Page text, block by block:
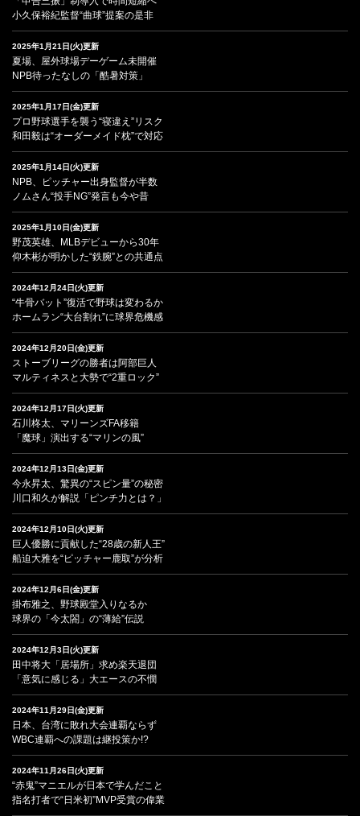
小久保裕紀監督“曲球”提案の是非
2025年1月21日(火)更新
夏場、屋外球場デーゲーム未開催
NPB待ったなしの「酷暑対策」
2025年1月17日(金)更新
プロ野球選手を襲う“寝違え”リスク
和田毅は“オーダーメイド枕”で対応
2025年1月14日(火)更新
NPB、ピッチャー出身監督が半数
ノムさん“投手NG”発言も今や昔
2025年1月10日(金)更新
野茂英雄、MLBデビューから30年
仰木彬が明かした“鉄腕”との共通点
2024年12月24日(火)更新
“牛骨バット”復活で野球は変わるか
ホームラン“大台割れ”に球界危機感
2024年12月20日(金)更新
ストーブリーグの勝者は阿部巨人
マルティネスと大勢で“2重ロック”
2024年12月17日(火)更新
石川柊太、マリーンズFA移籍
「魔球」演出する“マリンの風”
2024年12月13日(金)更新
今永昇太、驚異の“スピン量”の秘密
川口和久が解説「ピンチ力とは？」
2024年12月10日(火)更新
巨人優勝に貢献した“28歳の新人王”
船迫大雅を“ピッチャー鹿取”が分析
2024年12月6日(金)更新
掛布雅之、野球殿堂入りなるか
球界の「今太閤」の“薄給”伝説
2024年12月3日(火)更新
田中将大「居場所」求め楽天退団
「意気に感じる」大エースの不憫
2024年11月29日(金)更新
日本、台湾に敗れ大会連覇ならず
WBC連覇への課題は継投策か!?
2024年11月26日(火)更新
“赤鬼”マニエルが日本で学んだこと
指名打者で“日米初”MVP受賞の偉業